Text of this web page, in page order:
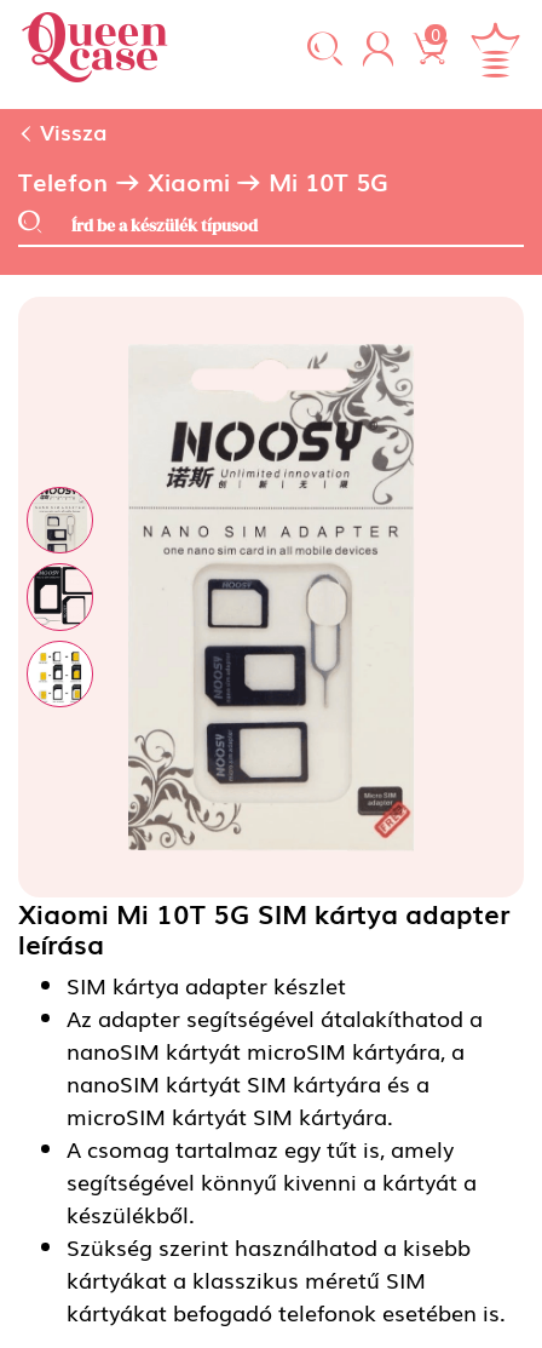
0
Vissza
Telefon Xiaomi Mi 10T 5G
Xiaomi Mi 10T 5G SIM kártya adapter
leírása
SIM kártya adapter készlet
Az adapter segítségével átalakíthatod a
nanoSIM kártyát microSIM kártyára, a
nanoSIM kártyát SIM kártyára és a
microSIM kártyát SIM kártyára.
A csomag tartalmaz egy tűt is, amely
segítségével könnyű kivenni a kártyát a
készülékből.
Szükség szerint használhatod a kisebb
kártyákat a klasszikus méretű SIM
kártyákat befogadó telefonok esetében is.